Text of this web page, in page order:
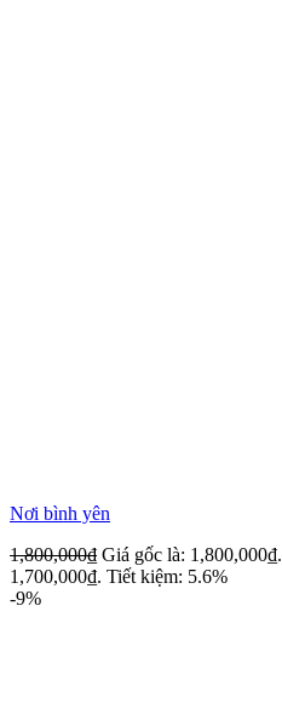
Nơi bình yên
1,800,000₫ Giá gốc là: 1,800,000₫.
1,700,000₫. Tiết kiệm: 5.6%
-9%